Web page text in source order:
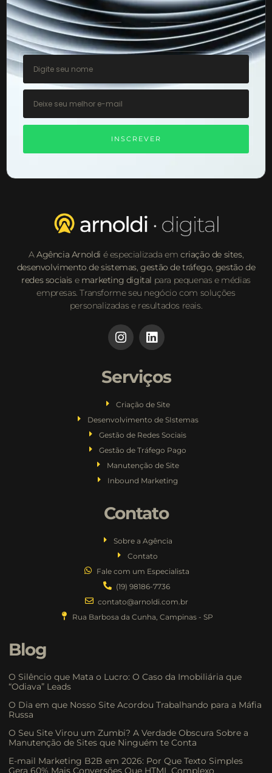
INSCREVER
AAgência Arnoldi é especializada em criação de sites,
desenvolvimento de sistemas,gestão de tráfego, gestão de
redes sociaise marketing digital para pequenas e médias
empresas. Transforme seu negócio com soluções
personalizadas e resultados reais.
Serviços
Criação de Site
Desenvolvimento de SIstemas
Gestão de Redes Sociais
Gestão de Tráfego Pago
Manutenção de Site
Inbound Marketing
Contato
Sobre a Agência
Contato
Fale com um Especialista
(19) 98186-7736
contato@arnoldi.com.br
Rua Barbosa da Cunha, Campinas - SP
Blog
O Silêncio que Mata o Lucro: O Caso da Imobiliária que
“Odiava” Leads
O Dia em que Nosso Site Acordou Trabalhando para a Máfia
Russa
O Seu Site Virou um Zumbi? A Verdade Obscura Sobre a
Manutenção de Sites que Ninguém te Conta
E-mail Marketing B2B em 2026: Por Que Texto Simples
Gera 60% Mais Conversões Que HTML Complexo